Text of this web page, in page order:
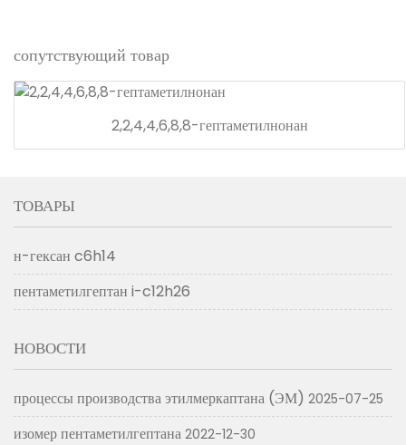
сопутствующий товар
2,2,4,4,6,8,8-гептаметилнонан
ТОВАРЫ
н-гексан c6h14
пентаметилгептан i-c12h26
НОВОСТИ
процессы производства этилмеркаптана (ЭМ) 2025-07-25
изомер пентаметилгептана 2022-12-30